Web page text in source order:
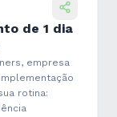
de 1 dia
empresa
rotina: